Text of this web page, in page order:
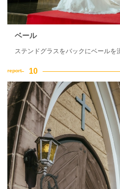
ベール
ステンドグラスをバックにベールを